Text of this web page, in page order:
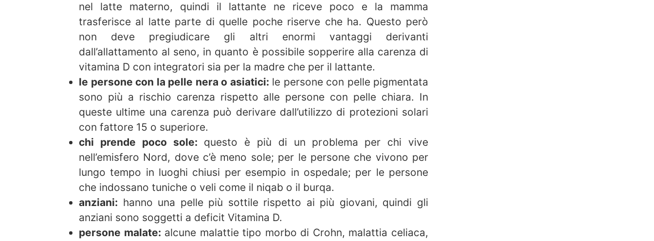
nel latte materno, quindi il lattante ne riceve poco e la mamma
trasferisce al latte parte di quelle poche riserve che ha. Questo però
non deve pregiudicare gli altri enormi vantaggi derivanti
dall’allattamento al seno, in quanto è possibile sopperire alla carenza di
vitamina D con integratori sia per la madre che per il lattante.
le persone con la pelle nera o asiatici: le persone con pelle pigmentata
sono più a rischio carenza rispetto alle persone con pelle chiara. In
queste ultime una carenza può derivare dall’utilizzo di protezioni solari
con fattore 15 o superiore.
chi prende poco sole: questo è più di un problema per chi vive
nell’emisfero Nord, dove c’è meno sole; per le persone che vivono per
lungo tempo in luoghi chiusi per esempio in ospedale; per le persone
che indossano tuniche o veli come il niqab o il burqa.
anziani: hanno una pelle più sottile rispetto ai più giovani, quindi gli
anziani sono soggetti a deficit Vitamina D.
persone malate: alcune malattie tipo morbo di Crohn, malattia celiaca,